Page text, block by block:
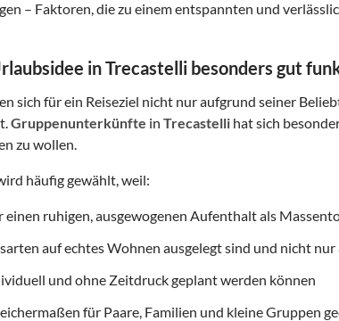
– Faktoren, die zu einem entspannten und
in Trecastelli besonders gut
sich für ein Reiseziel nicht nur aufgrund seiner
Gruppenunterkünfte in Trecastelli hat sich
zu wollen.
häufig gewählt, weil:
einen ruhigen, ausgewogenen Aufenthalt als
auf echtes Wohnen ausgelegt sind und nicht
und ohne Zeitdruck geplant werden können
für Paare, Familien und kleine Gruppen